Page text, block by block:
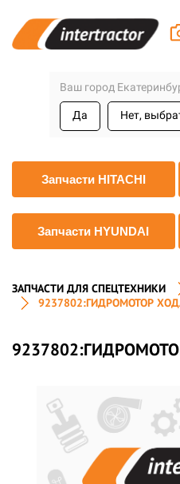
Ваш город
Да Нет,
Запчасти HITACHI
Запчасти HYUNDAI
ЗАПЧАСТИ ДЛЯ СПЕЦТЕХНИКИ
9237802:ГИДРОМОТОР